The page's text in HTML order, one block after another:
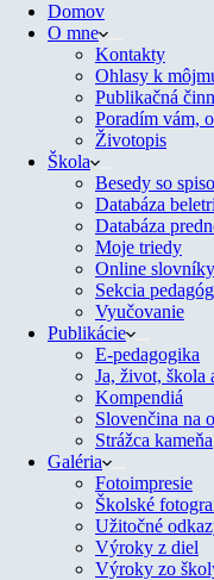
Domov
O mne
Kontakty
Ohlasy k
Publikačná
Poradím vám,
Životopis
Škola
Besedy so
Databáza
Databáza
Moje triedy
Online slovníky
Sekcia
Vyučovanie
Publikácie
E-pedagogika
Ja, život, škola
Kompendiá
Slovenčina na
Strážca kameňa
Galéria
Fotoimpresie
Školské
Užitočné
Výroky z diel
Výroky zo